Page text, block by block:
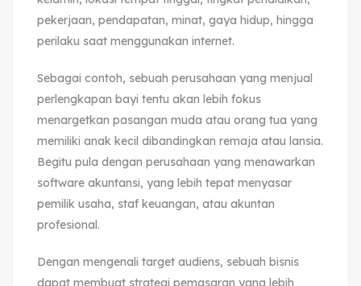
pekerjaan, pendapatan, minat, gaya hidup, hingga
perilaku saat menggunakan internet.
Sebagai contoh, sebuah perusahaan yang menjual
perlengkapan bayi tentu akan lebih fokus
menargetkan pasangan muda atau orang tua yang
memiliki anak kecil dibandingkan remaja atau lansia.
Begitu pula dengan perusahaan yang menawarkan
software akuntansi, yang lebih tepat menyasar
pemilik usaha, staf keuangan, atau akuntan
profesional.
Dengan mengenali target audiens, sebuah bisnis
dapat membuat strategi pemasaran yang lebih